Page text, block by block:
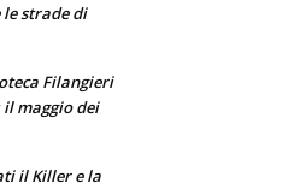
strade di
Filangieri
maggio dei
il Killer e la